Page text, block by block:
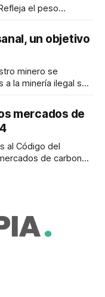
el peso
un objetivo
minero se
la minería ilegal se
mercados de
al Código del
de carbono,